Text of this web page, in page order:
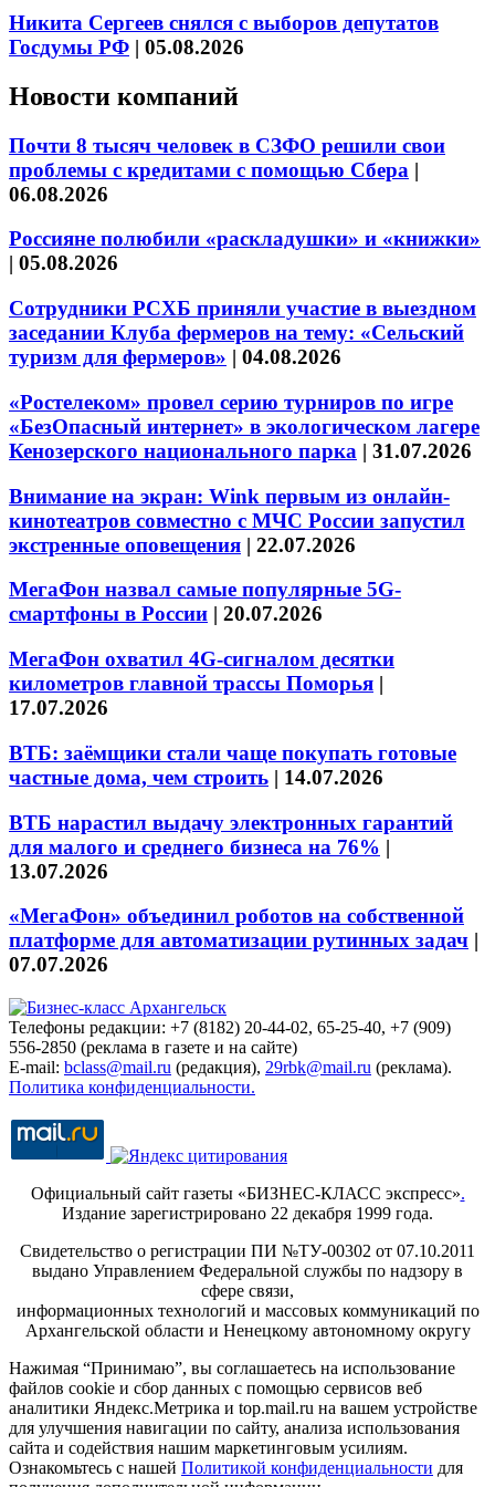
Никита Сергеев снялся с выборов депутатов
Госдумы РФ | 05.08.2026
Новости компаний
Почти 8 тысяч человек в СЗФО решили свои
проблемы с кредитами с помощью Сбера |
06.08.2026
Россияне полюбили «раскладушки» и «книжки»
| 05.08.2026
Сотрудники РСХБ приняли участие в выездном
заседании Клуба фермеров на тему: «Сельский
туризм для фермеров» | 04.08.2026
«Ростелеком» провел серию турниров по игре
«БезОпасный интернет» в экологическом лагере
Кенозерского национального парка | 31.07.2026
Внимание на экран: Wink первым из онлайн-
кинотеатров совместно с МЧС России запустил
экстренные оповещения | 22.07.2026
МегаФон назвал самые популярные 5G-
смартфоны в России | 20.07.2026
МегаФон охватил 4G-сигналом десятки
километров главной трассы Поморья |
17.07.2026
ВТБ: заёмщики стали чаще покупать готовые
частные дома, чем строить | 14.07.2026
ВТБ нарастил выдачу электронных гарантий
для малого и среднего бизнеса на 76% |
13.07.2026
«МегаФон» объединил роботов на собственной
платформе для автоматизации рутинных задач |
07.07.2026
Телефоны редакции: +7 (8182) 20-44-02, 65-25-40, +7 (909)
556-2850 (реклама в газете и на сайте)
E-mail: bclass@mail.ru (редакция), 29rbk@mail.ru (реклама).
Политика конфиденциальности.
Официальный сайт газеты «БИЗНЕС-КЛАСС экспресс».
Издание зарегистрировано 22 декабря 1999 года.
Свидетельство о регистрации ПИ №ТУ-00302 от 07.10.2011
выдано Управлением Федеральной службы по надзору в
сфере связи,
информационных технологий и массовых коммуникаций по
Архангельской области и Ненецкому автономному округу
Нажимая “Принимаю”, вы соглашаетесь на использование
файлов cookie и сбор данных с помощью сервисов веб
аналитики Яндекс.Метрика и top.mail.ru на вашем устройстве
для улучшения навигации по сайту, анализа использования
сайта и содействия нашим маркетинговым усилиям.
Ознакомьтесь с нашей Политикой конфиденциальности для